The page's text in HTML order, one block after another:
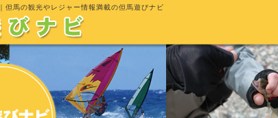
｜但馬の観光やレジャー情報満載の但馬遊びナビ